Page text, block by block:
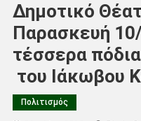
Δημοτικό
Παρασκευή
τέσσερα
του Ιάκωβου
Πολιτισμός